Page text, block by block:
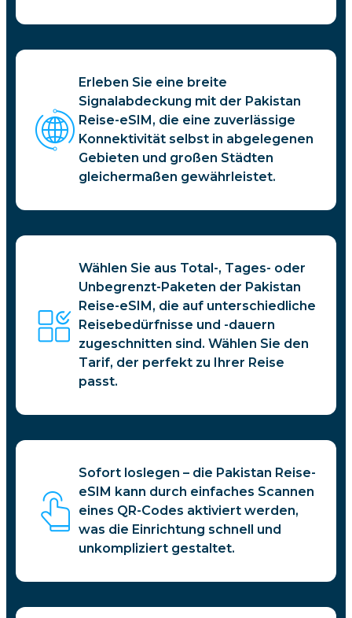
Erleben Sie eine breite
Signalabdeckung mit der Pakistan
Reise-eSIM, die eine zuverlässige
Konnektivität selbst in abgelegenen
Gebieten und großen Städten
gleichermaßen gewährleistet.
Wählen Sie aus Total-, Tages- oder
Unbegrenzt-Paketen der Pakistan
Reise-eSIM, die auf unterschiedliche
Reisebedürfnisse und -dauern
zugeschnitten sind. Wählen Sie den
Tarif, der perfekt zu Ihrer Reise
passt.
Sofort loslegen – die Pakistan Reise-
eSIM kann durch einfaches Scannen
eines QR-Codes aktiviert werden,
was die Einrichtung schnell und
unkompliziert gestaltet.